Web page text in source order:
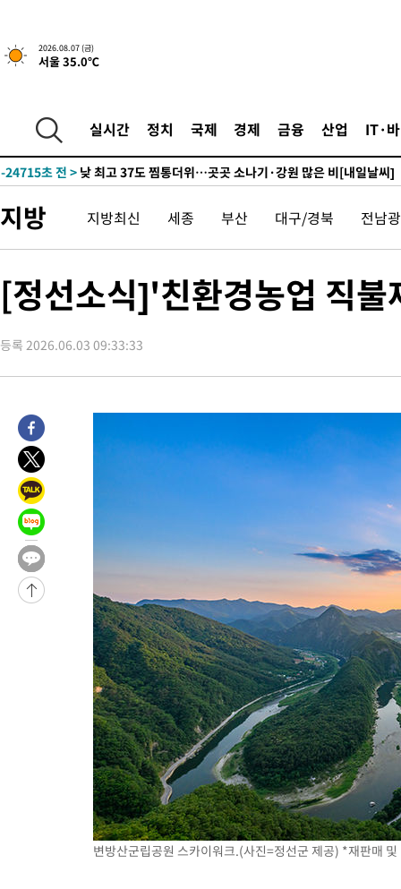
2026.08.07 (금)
서울 35.0℃
실시간 정치 국제 경제 금융 산업 IT·
17분 전 >민주 콩고 에볼라환자 4천명 돌파, 4053명 발생 1850명 사망
-26817초 전 >"낮 기온 소폭 하락"…수도권 폭염중대경보, 폭염경보로 하향
-26744초 전 >
[단독]중수청 지원 검사들, 정원 초과 시 낮은 계급 임용…희망
-24715초 전 >
-23021초 전 > SK하이닉스, 용인·청주 팹에 54조 투자…"AI 메모리 수요 선
-19130초 전 >
외국인 심판 성 접대 7경기 들여다보니…한국 축구 '5승 2무'
-18864초 전 >[속보]코스닥, 2.86포인트(0.36%) 내린 798.81마감
-18797초 전 > [속보]원·달러 환율, 7.7원 내린 1416.1원 마감
-15776초 전 >[속보]종합특검, '계엄 수용공간 확보' 신용해 前교정본부장 기
-14649초 전 >외신들도 주목한 韓축구 파문…"국민적 공분에 수사 재개"
-13642초 전 >
[속보]규제합리화위원회 부위원장에 김태유 서울대 공대 교
병태 후임
-10000초 전 >
[속보]국힘 윤리위, '돌려차기 발언' 진종오·서범수 징계 절차
-5325초 전 >
[속보] 7월 중국 수출 23.9%↑ 수입 27.5%↑…무역총액
-2485초 전 >
-2351초 전 >
[속보]종합특검, '관저이전 봐주기 감사' 유병호 구속기소
17분 전 >
민주 콩고 에볼라환자 4천명 돌파, 4053명 발생 1850명 사망
-26817초 전 >
"낮 기온 소폭 하락"…수도권 폭염중대경보, 폭염경보로 하향
-26781초 전 >
[속보]이 대통령, '호우피해' 안동·의성 관할 4개 면 특별재난
[단독]중수청 지원 검사들, 정원 초과 시 낮은 계급 임용…희망
낮 최고 37도 찜통더위…곳곳 소나기·강원 많은 비[내일날씨]
SK하이닉스, 용인·청주 팹에 54조 투자…"AI 메모리 수요 선
여자배구 이재영·이다영 자매, 아제르바이잔 투란VC 입단
외국인 심판 성 접대 7경기 들여다보니…한국 축구 '5승 2무'
[속보]코스닥, 2.86포인트(0.36%) 내린 798.81마감
[속보]코스피, 6200선 약보합…0.60% 내린 6258.77에 마쳐
[속보]원·달러 환율, 7.7원 내린 1416.1원 마감
[속보] 노원서 40.1도 관측…서울, 2018년 이후 첫 40도
[속보]종합특검, '계엄 수용공간 확보' 신용해 前교정본부장
지방 지방최신 세종 부산 대구/경북 전남
[정선소식]'친환경농업 직
등록 2026.06.03 09:33:33
변방산군립공원 스카이워크.(사진=정선군 제공) *재판매 및